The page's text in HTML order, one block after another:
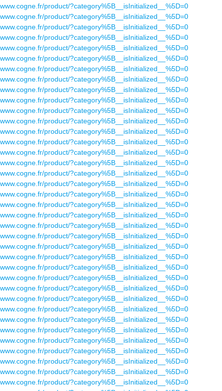
www.cogne.fr/product/?category%5B__isInitialized__%5D=0
www.cogne.fr/product/?category%5B__isInitialized__%5D=0
www.cogne.fr/product/?category%5B__isInitialized__%5D=0
www.cogne.fr/product/?category%5B__isInitialized__%5D=0
www.cogne.fr/product/?category%5B__isInitialized__%5D=0
www.cogne.fr/product/?category%5B__isInitialized__%5D=0
www.cogne.fr/product/?category%5B__isInitialized__%5D=0
www.cogne.fr/product/?category%5B__isInitialized__%5D=0
www.cogne.fr/product/?category%5B__isInitialized__%5D=0
www.cogne.fr/product/?category%5B__isInitialized__%5D=0
www.cogne.fr/product/?category%5B__isInitialized__%5D=0
www.cogne.fr/product/?category%5B__isInitialized__%5D=0
www.cogne.fr/product/?category%5B__isInitialized__%5D=0
www.cogne.fr/product/?category%5B__isInitialized__%5D=0
www.cogne.fr/product/?category%5B__isInitialized__%5D=0
www.cogne.fr/product/?category%5B__isInitialized__%5D=0
www.cogne.fr/product/?category%5B__isInitialized__%5D=0
www.cogne.fr/product/?category%5B__isInitialized__%5D=0
www.cogne.fr/product/?category%5B__isInitialized__%5D=0
www.cogne.fr/product/?category%5B__isInitialized__%5D=0
www.cogne.fr/product/?category%5B__isInitialized__%5D=0
www.cogne.fr/product/?category%5B__isInitialized__%5D=0
www.cogne.fr/product/?category%5B__isInitialized__%5D=0
www.cogne.fr/product/?category%5B__isInitialized__%5D=0
www.cogne.fr/product/?category%5B__isInitialized__%5D=0
www.cogne.fr/product/?category%5B__isInitialized__%5D=0
www.cogne.fr/product/?category%5B__isInitialized__%5D=0
www.cogne.fr/product/?category%5B__isInitialized__%5D=0
www.cogne.fr/product/?category%5B__isInitialized__%5D=0
www.cogne.fr/product/?category%5B__isInitialized__%5D=0
www.cogne.fr/product/?category%5B__isInitialized__%5D=0
www.cogne.fr/product/?category%5B__isInitialized__%5D=0
www.cogne.fr/product/?category%5B__isInitialized__%5D=0
www.cogne.fr/product/?category%5B__isInitialized__%5D=0
www.cogne.fr/product/?category%5B__isInitialized__%5D=0
www.cogne.fr/product/?category%5B__isInitialized__%5D=0
www.cogne.fr/product/?category%5B__isInitialized__%5D=0